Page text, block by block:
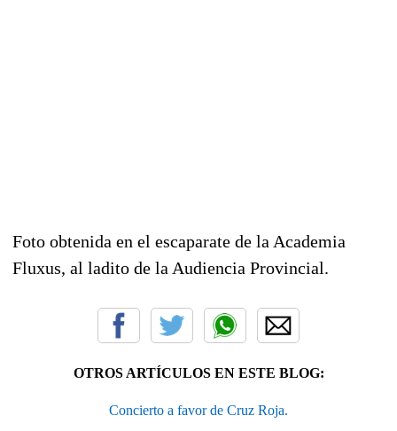
Foto obtenida en el escaparate de la Academia
Fluxus, al ladito de la Audiencia Provincial.
OTROS ARTÍCULOS EN ESTE BLOG:
Concierto a favor de Cruz Roja.